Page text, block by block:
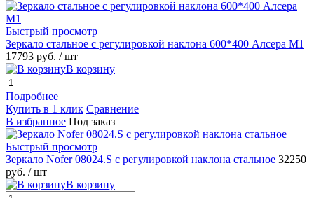
Быстрый просмотр
Зеркало стальное с регулировкой наклона 600*400 Алсера М1
17793 руб. / шт
В корзину
Подробнее
Купить в 1 клик Сравнение
В избранное Под заказ
Быстрый просмотр
Зеркало Nofer 08024.S с регулировкой наклона стальное 32250
руб. / шт
В корзину